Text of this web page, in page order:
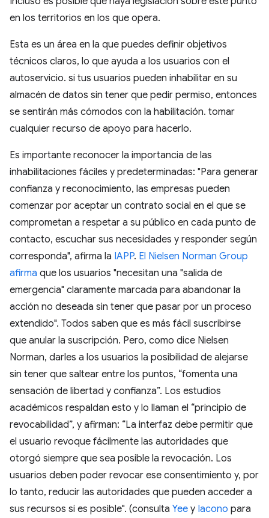
en los territorios en los que opera.
Esta es un área en la que puedes definir objetivos
técnicos claros, lo que ayuda a los usuarios con el
autoservicio. si tus usuarios pueden inhabilitar en su
almacén de datos sin tener que pedir permiso, entonces
se sentirán más cómodos con la habilitación. tomar
cualquier recurso de apoyo para hacerlo.
Es importante reconocer la importancia de las
inhabilitaciones fáciles y predeterminadas: "Para generar
confianza y reconocimiento, las empresas pueden
comenzar por aceptar un contrato social en el que se
comprometan a respetar a su público en cada punto de
contacto, escuchar sus necesidades y responder según
corresponda", afirma la IAPP. El Nielsen Norman Group
afirma que los usuarios "necesitan una "salida de
emergencia" claramente marcada para abandonar la
acción no deseada sin tener que pasar por un proceso
extendido". Todos saben que es más fácil suscribirse
que anular la suscripción. Pero, como dice Nielsen
Norman, darles a los usuarios la posibilidad de alejarse
sin tener que saltear entre los puntos, “fomenta una
sensación de libertad y confianza”. Los estudios
académicos respaldan esto y lo llaman el “principio de
revocabilidad”, y afirman: “La interfaz debe permitir que
el usuario revoque fácilmente las autoridades que
otorgó siempre que sea posible la revocación. Los
usuarios deben poder revocar ese consentimiento y, por
lo tanto, reducir las autoridades que pueden acceder a
sus recursos si es posible". (consulta Yee y Iacono para